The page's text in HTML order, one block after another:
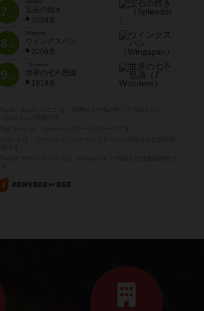
7位
宝石の煌き
2028名
8位
Wingspan
ウイングスパン
2006名
9位
7 Wonders
世界の七不思議
1919名